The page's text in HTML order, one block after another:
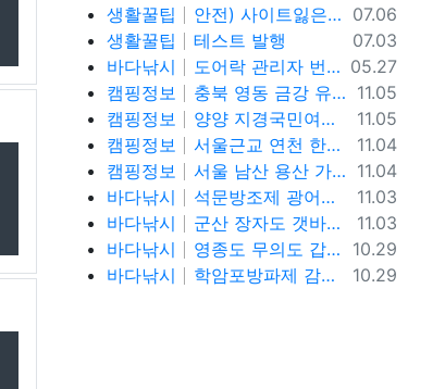
등록일
07.06
생활꿀팁
안전) 사이트잃은돈복구 텔@ybcs24
등록일
07.03
생활꿀팁
테스트 발행
등록일
05.27
바다낚시
도어락 관리자 번호 설정과 안전하게 관리하는 방법
등록일
11.05
캠핑정보
충북 영동 금강 유원지 강변뷰 무료 노지 차박캠핑 가볼만한곳
등록일
11.05
캠핑정보
양양 지경국민여가캠핑장, 강릉 바다뷰 노지 차박캠핑 가볼만한곳
등록일
11.04
캠핑정보
서울근교 연천 한탄강 유원지 무료노지 차박캠핑 가볼만한곳
등록일
11.04
캠핑정보
서울 남산 용산 가을단풍 명소, 남산야외식물원, 남산골한옥마을, 이태원로 단풍길, 청파로 단풍길, 서울 단풍 트래킹 가볼만한곳
등록일
11.03
바다낚시
석문방조제 광어낚시 사리물때 끝날물 광어포인트 추천
등록일
11.03
바다낚시
군산 장자도 갯바위 풀치 갈치 워킹 루어낚시 포인트
등록일
10.29
바다낚시
영종도 무의도 갑오징어 워킹 루어낚시 포인트 및 채비정보
등록일
10.29
바다낚시 학암포방파제 감성돔, 고등어,학꽁치 원투낚시 바다낚시 포인트 추천